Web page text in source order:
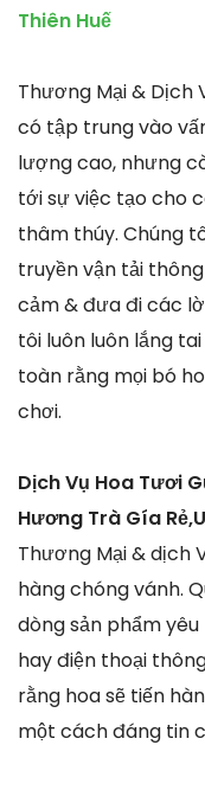
Thiên Huế
Thương Mại & Dịch
có tập trung vào
lượng cao, nhưng
tới sự việc tạo cho
thâm thúy. Chúng
truyền vận tải
cảm & đưa đi các
tôi luôn luôn lắng
toàn rằng mọi bó
chơi.
Dịch Vụ Hoa Tươi
Hương Trà Gía
Thương Mại & dịch
hàng chóng vánh.
dòng sản phẩm
hay điện thoại
rằng hoa sẽ tiến
một cách đáng tin